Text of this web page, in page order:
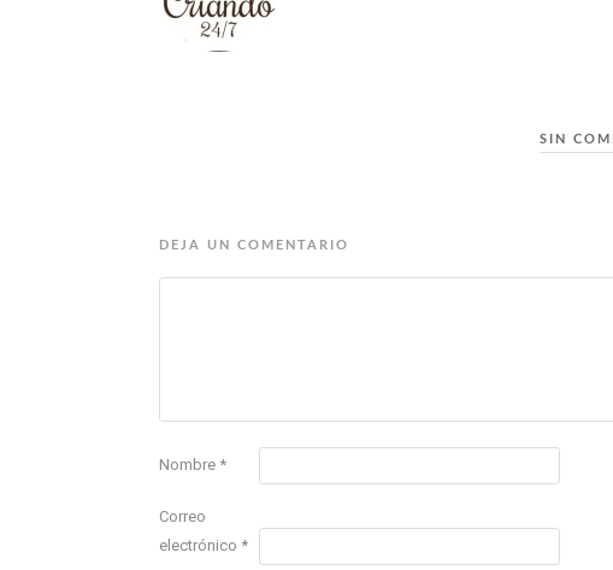
SIN
DEJA UN COMENTARIO
Nombre *
Correo
electrónico *